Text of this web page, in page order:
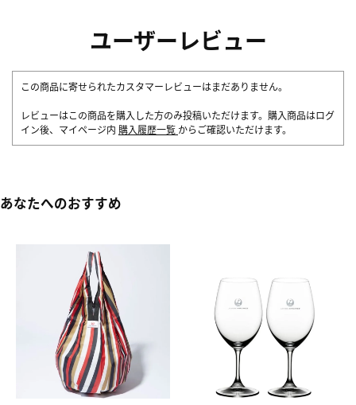
ユーザーレビュー
この商品に寄せられたカスタマーレビューはまだありません。
レビューはこの商品を購入した方のみ投稿いただけます。購入商品はログ
イン後、マイページ内 購入履歴一覧 からご確認いただけます。
あなたへのおすすめ